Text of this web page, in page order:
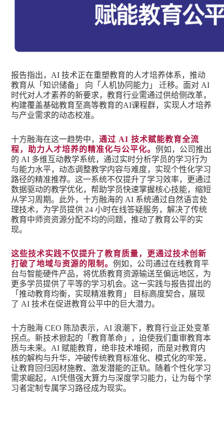
报告指出，AI 技术正在重塑教育的人才培养体系，推动
教育从「知识储备」 向「人机协同能力」 迁移。面对 AI
时代对人才素养的新要求，教育行业需通过供给侧改革，
构建覆盖基础教育至高等教育的AI课程群，实现人才培养
与产业需求的动态校准。
十方融海在这一趋势中，通过 AI 技术赋能教育全流
程，助力人才培养的精准化与公平化。例如，公司推出
的 AI 多维互动教学系统，通过实时分析学员的学习行为
与能力水平，动态调整教学内容与难度，实现个性化学习
路径的精准推荐。这一系统不仅提升了学习效率，更通过
数据驱动的教学优化，帮助学员快速掌握核心技能，缩短
从学习周期。此外，十方融海的 AI 系统通过自然语言处
理技术，为学员提供 24 小时在线答疑服务，解决了传统
教育中师资资源分配不均的问题，推动了教育公平的实
现。
这些技术实践不仅提升了教育质量，更通过技术创新
打破了地域与资源的限制。例如，公司通过在线教育平
台与智能硬件产品，将优质教育资源输送至偏远地区，为
更多学员提供了平等的学习机会。这一实践与报告提出的
「推动教育均衡，实现精准教育」 目标高度契合，展现
了 AI 技术在促进教育公平中的巨大潜力。
十方融海 CEO 陈劢表示，AI 浪潮下，教育行业正处变革
拐点。新技术掀起的「教育革命」，迫使我们重审教育本
质与未来。AI 赋能教育，绝非技术堆砌，而是对教育内
核的解构与升华，冲破传统教育标准化、模式化的牢笼，
让教育回归因材施教、激发潜能的正轨。随着个性化学习
需求崛起，AI凭借强大算力与深度学习能力，让为每个学
习者定制专属学习路径成为现实。